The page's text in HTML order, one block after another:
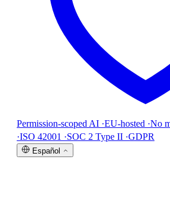
Permission-scoped AI ·EU-hosted ·No
·ISO 42001 ·SOC 2 Type II ·GDPR
Español